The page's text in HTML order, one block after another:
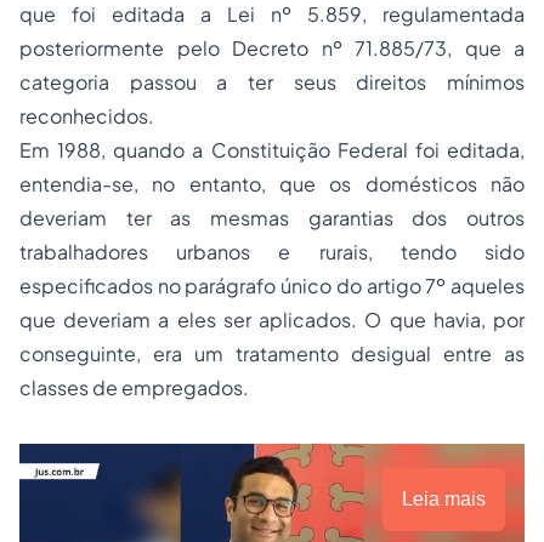
que foi editada a Lei nº 5.859, regulamentada
posteriormente pelo Decreto nº 71.885/73, que a
categoria passou a ter seus direitos mínimos
reconhecidos.
Em 1988, quando a Constituição Federal foi editada,
entendia-se, no entanto, que os domésticos não
deveriam ter as mesmas garantias dos outros
trabalhadores urbanos e rurais, tendo sido
especificados no parágrafo único do artigo 7º aqueles
que deveriam a eles ser aplicados. O que havia, por
conseguinte, era um tratamento desigual entre as
classes de empregados.
Leia mais